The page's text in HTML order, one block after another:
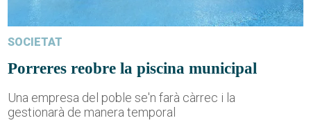
SOCIETAT
Porreres reobre la piscina municipal
Una empresa del poble se'n farà càrrec i la
gestionarà de manera temporal